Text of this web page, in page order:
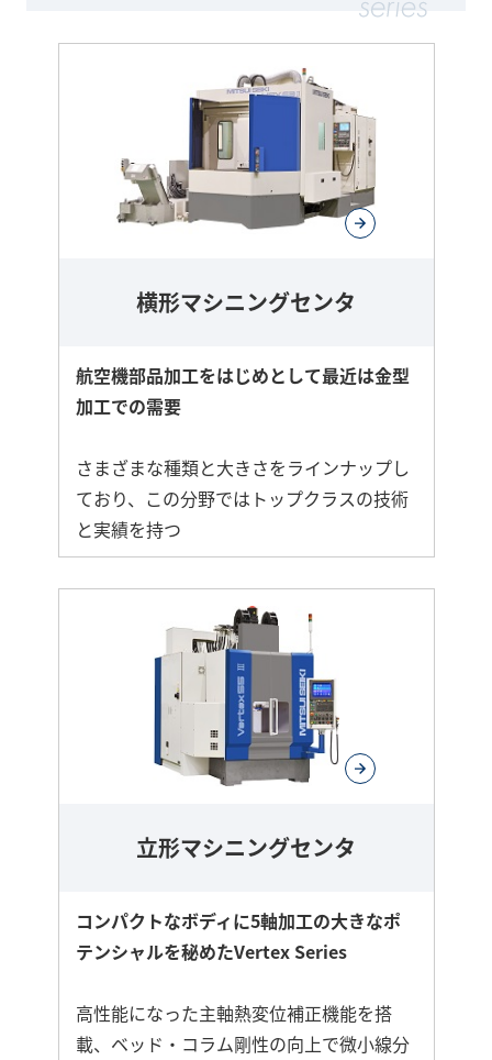
横形マシニングセンタ
航空機部品加工をはじめとして最近は金型
加工での需要
さまざまな種類と大きさをラインナップし
ており、この分野ではトップクラスの技術
と実績を持つ
立形マシニングセンタ
コンパクトなボディに5軸加工の大きなポ
テンシャルを秘めたVertex Series
高性能になった主軸熱変位補正機能を搭
載、ベッド・コラム剛性の向上で微小線分